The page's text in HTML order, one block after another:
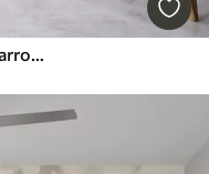
Una mappa politica del mondo in marrone con bandiere in inglese